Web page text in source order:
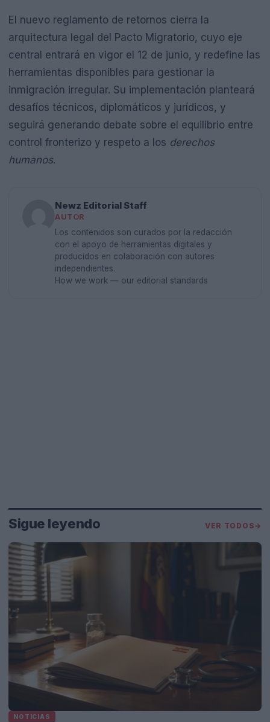
El nuevo reglamento de retornos cierra la
arquitectura legal del Pacto Migratorio, cuyo eje
central entrará en vigor el 12 de junio, y redefine las
herramientas disponibles para gestionar la
inmigración irregular. Su implementación planteará
desafíos técnicos, diplomáticos y jurídicos, y
seguirá generando debate sobre el equilibrio entre
control fronterizo y respeto a los derechos
humanos.
Newz Editorial Staff
AUTOR
Los contenidos son curados por la redacción
con el apoyo de herramientas digitales y
producidos en colaboración con autores
independientes.
How we work — our editorial standards
Sigue leyendo VER TODOS→
NOTICIAS